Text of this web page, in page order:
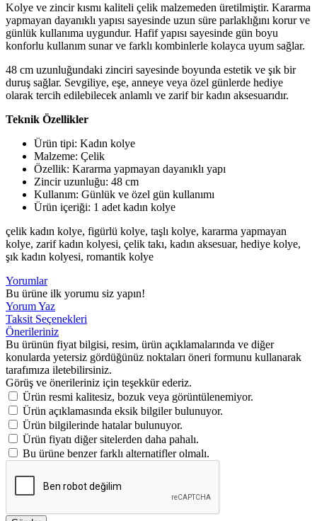
Kolye ve zincir kısmı kaliteli çelik malzemeden üretilmiştir. Kararma
yapmayan dayanıklı yapısı sayesinde uzun süre parlaklığını korur ve
günlük kullanıma uygundur. Hafif yapısı sayesinde gün boyu
konforlu kullanım sunar ve farklı kombinlerle kolayca uyum sağlar.
48 cm uzunluğundaki zinciri sayesinde boyunda estetik ve şık bir
duruş sağlar. Sevgiliye, eşe, anneye veya özel günlerde hediye
olarak tercih edilebilecek anlamlı ve zarif bir kadın aksesuarıdır.
Teknik Özellikler
Ürün tipi: Kadın kolye
Malzeme: Çelik
Özellik: Kararma yapmayan dayanıklı yapı
Zincir uzunluğu: 48 cm
Kullanım: Günlük ve özel gün kullanımı
Ürün içeriği: 1 adet kadın kolye
çelik kadın kolye, figürlü kolye, taşlı kolye, kararma yapmayan
kolye, zarif kadın kolyesi, çelik takı, kadın aksesuar, hediye kolye,
şık kadın kolyesi, romantik kolye
Yorumlar
Bu ürüne ilk yorumu siz yapın!
Yorum Yaz
Taksit Seçenekleri
Önerileriniz
Bu ürünün fiyat bilgisi, resim, ürün açıklamalarında ve diğer
konularda yetersiz gördüğünüz noktaları öneri formunu kullanarak
tarafımıza iletebilirsiniz.
Görüş ve önerileriniz için teşekkür ederiz.
Ürün resmi kalitesiz, bozuk veya görüntülenemiyor.
Ürün açıklamasında eksik bilgiler bulunuyor.
Ürün bilgilerinde hatalar bulunuyor.
Ürün fiyatı diğer sitelerden daha pahalı.
Bu ürüne benzer farklı alternatifler olmalı.